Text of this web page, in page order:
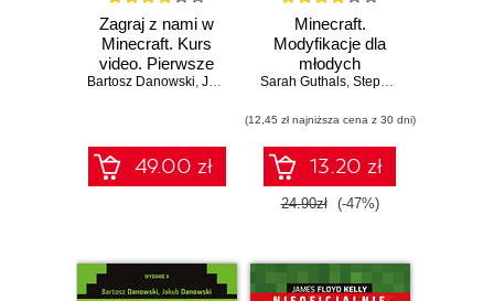
Zagraj z nami w
Minecraft. Kurs
video. Pierwsze
kroki
Bartosz Danowski, Jakub Danowski
49.00 zł
Minecraft.
Modyfikacje dla
młodych
bystrzaków
Sarah Guthals, Stephen Foster
(12,45 zł najniższa cena z 30 dni)
13.20 zł
24.90zł (-47%)